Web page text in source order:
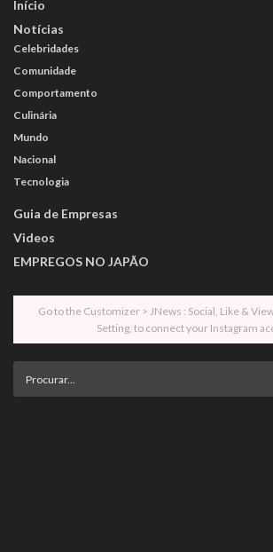
Início
Notícias
Celebridades
Comunidade
Comportamento
Culinária
Mundo
Nacional
Tecnologia
Guia de Empresas
Videos
EMPREGOS NO JAPÃO
Go to the Customizer > JNews : Social, Like &
Setting, to connect your Instagram